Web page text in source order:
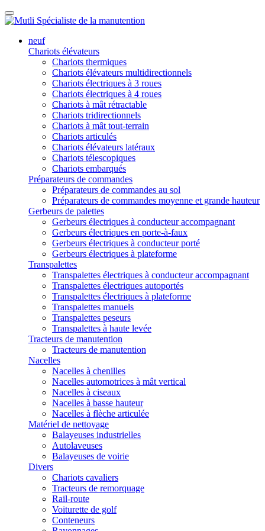
neuf
Chariots élévateurs
Chariots thermiques
Chariots élévateurs multidirectionnels
Chariots électriques à 3 roues
Chariots électriques à 4 roues
Chariots à mât rétractable
Chariots tridirectionnels
Chariots à mât tout-terrain
Chariots articulés
Chariots élévateurs latéraux
Chariots télescopiques
Chariots embarqués
Préparateurs de commandes
Préparateurs de commandes au sol
Préparateurs de commandes moyenne et grande hauteur
Gerbeurs de palettes
Gerbeurs électriques à conducteur accompagnant
Gerbeurs électriques en porte-à-faux
Gerbeurs électriques à conducteur porté
Gerbeurs électriques à plateforme
Transpalettes
Transpalettes électriques à conducteur accompagnant
Transpalettes électriques autoportés
Transpalettes électriques à plateforme
Transpalettes manuels
Transpalettes peseurs
Transpalettes à haute levée
Tracteurs de manutention
Tracteurs de manutention
Nacelles
Nacelles à chenilles
Nacelles automotrices à mât vertical
Nacelles à ciseaux
Nacelles à basse hauteur
Nacelles à flèche articulée
Matériel de nettoyage
Balayeuses industrielles
Autolaveuses
Balayeuses de voirie
Divers
Chariots cavaliers
Tracteurs de remorquage
Rail-route
Voiturette de golf
Conteneurs